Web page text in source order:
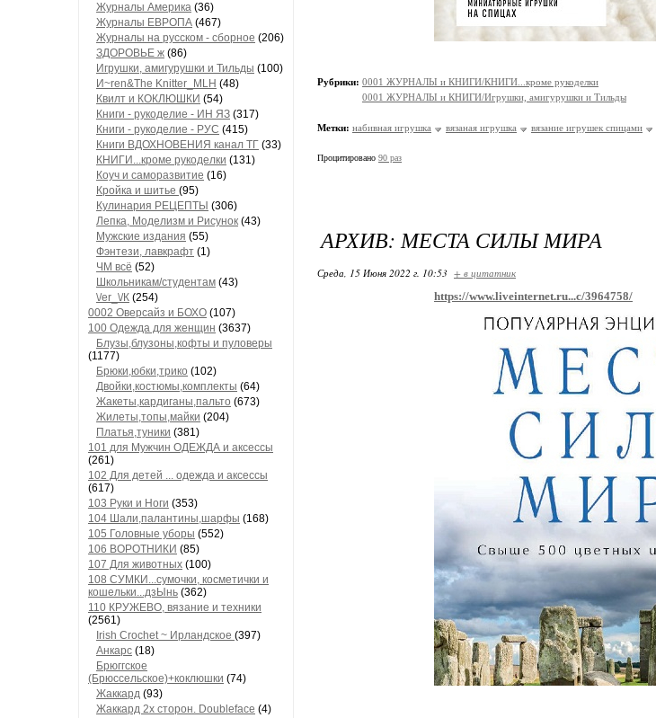
Журналы Америка (36)
Журналы ЕВРОПА (467)
Журналы на русском - сборное (206)
ЗДОРОВЬЕ ж (86)
Игрушки, амигурушки и Тильды (100)
И~ren&The Knitter_MLH (48)
Квилт и КОКЛЮШКИ (54)
Книги - рукоделие - ИН ЯЗ (317)
Книги - рукоделие - РУС (415)
Книги ВДОХНОВЕНИЯ канал ТГ (33)
КНИГИ...кроме рукоделки (131)
Коуч и саморазвитие (16)
Кройка и шитье (95)
Кулинария РЕЦЕПТЫ (306)
Лепка, Моделизм и Рисунок (43)
Мужские издания (55)
Фэнтези, лавкрафт (1)
ЧМ всё (52)
Школьникам/студентам (43)
\/еr_\/К (254)
0002 Оверсайз и БОХО (107)
100 Одежда для женщин (3637)
Блузы,блузоны,кофты и пуловеры
(1177)
Брюки,юбки,трико (102)
Двойки,костюмы,комплекты (64)
Жакеты,кардиганы,пальто (673)
Жилеты,топы,майки (204)
Платья,туники (381)
101 для Мужчин ОДЕЖДА и аксессы
(261)
102 Для детей ... одежда и аксессы
(617)
103 Руки и Ноги (353)
104 Шали,палантины,шарфы (168)
105 Головные уборы (552)
106 ВОРОТНИКИ (85)
107 Для животных (100)
108 СУМКИ...сумочки, косметички и
кошельки...дзЫнь (362)
110 КРУЖЕВО, вязание и техники
(2561)
Irish Crochet ~ Ирландское (397)
Анкарс (18)
Брюггское
(Брюссельское)+коклюшки (74)
Жаккард (93)
Жаккард 2х сторон. Doubleface (4)
Рубрики: 0001 ЖУРНАЛЫ и КНИГИ/КНИГИ...кроме рукоделки
0001 ЖУРНАЛЫ и КНИГИ/Игрушки, амигурушки и Тильды
Метки: набивная игрушка вязаная игрушка вязание игрушек спицами
Процитировано 90 раз
АРХИВ: МЕСТА СИЛЫ МИРА
Среда, 15 Июня 2022 г. 10:53 + в цитатник
https://www.liveinternet.ru...c/3964758/